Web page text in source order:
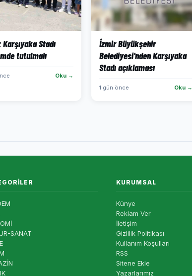
Stadı
tutulmalı
Oku →
İzmir Büyükşehir
Belediyesi'nden Karşıyaka
Stadı açıklaması
1 gün önce Oku →
SANAT
KURUMSAL
Künye
Reklam Ver
İletişim
Gizlilik Politikası
Kullanım Koşulları
RSS
Sitene Ekle
Yazarlarımız